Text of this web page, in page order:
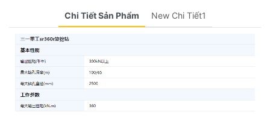
Chi Tiết Sản Phẩm New Chi Tiết1